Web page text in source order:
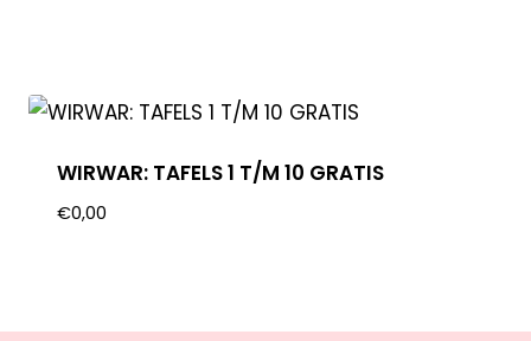
WIRWAR: TAFELS 1 T/M 10 GRATIS
€0,00